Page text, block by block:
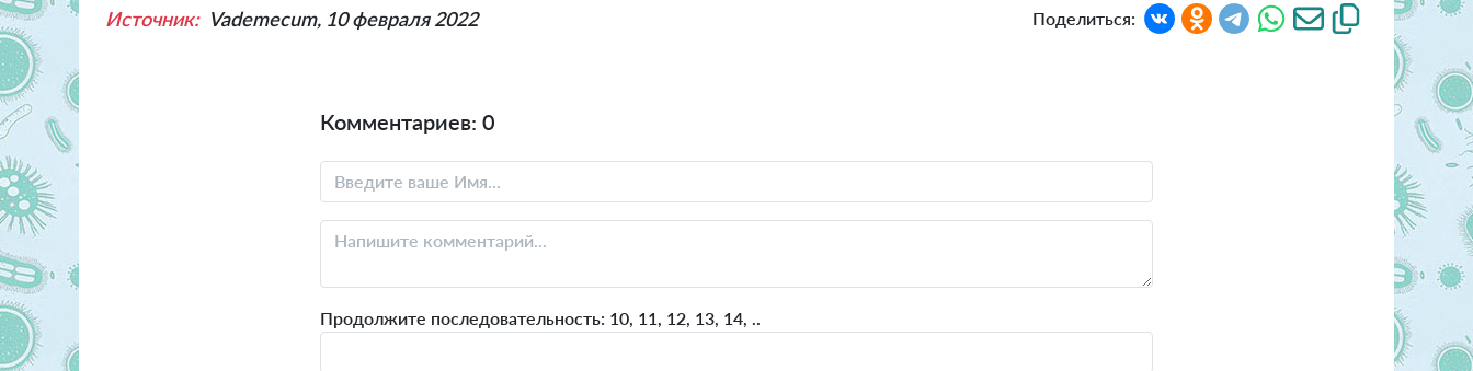
Источник: Vademecum, 10 февраля 2022 Поделиться:
Комментариев: 0
Продолжите последовательность: 10, 11, 12, 13, 14, ..